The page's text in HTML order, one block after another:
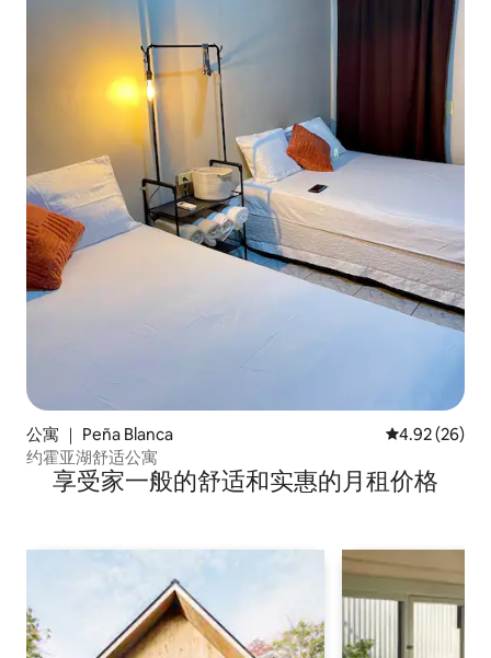
公寓 ｜ Peña Blanca 平均评分
4.92 (26)
约霍亚湖舒适公寓
享受家一般的舒适和实惠的月租价格